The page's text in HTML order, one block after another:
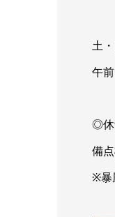
土
午
◎休
備
※暴